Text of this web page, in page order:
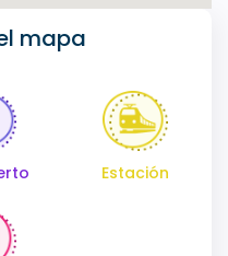
mapa
Estación